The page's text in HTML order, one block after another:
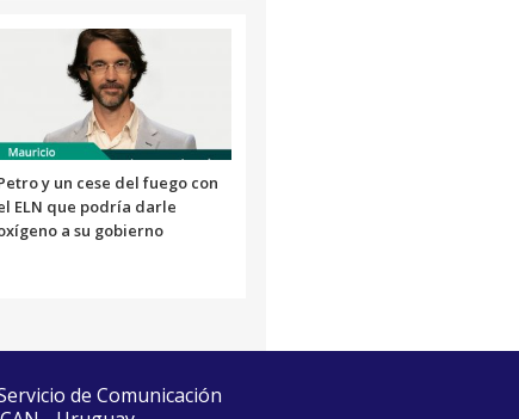
y un cese del fuego con
ELN que podría darle
a su gobierno
de Comunicación